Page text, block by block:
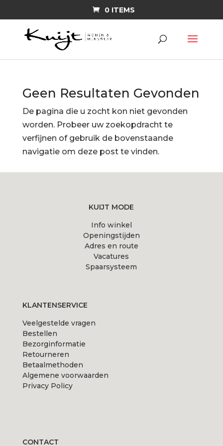
0 ITEMS
Geen Resultaten Gevonden
De pagina die u zocht kon niet gevonden
worden. Probeer uw zoekopdracht te
verfijnen of gebruik de bovenstaande
navigatie om deze post te vinden.
KUIJT MODE
Info winkel
Openingstijden
Adres en route
Vacatures
Spaarsysteem
KLANTENSERVICE
Veelgestelde vragen
Bestellen
Bezorginformatie
Retourneren
Betaalmethoden
Algemene voorwaarden
Privacy Policy
CONTACT